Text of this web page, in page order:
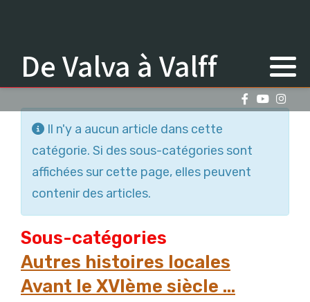
De Valva à Valff
Information
Il n'y a aucun article dans cette
catégorie. Si des sous-catégories sont
affichées sur cette page, elles peuvent
contenir des articles.
Sous-catégories
Autres histoires locales
Avant le XVIème siècle ...